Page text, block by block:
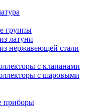
группы
латуни
нержавеющей стали
с клапанами
с шаровыми
приборы